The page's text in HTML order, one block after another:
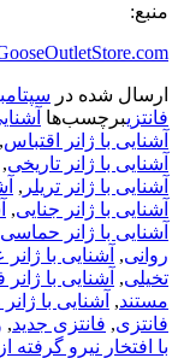
منبع:
ارسال شده در سپتامبر 25,
فانتزیبرچسب‌ها
آشنایی با ژانر اقتباس,
آشنایی با ژانر تاریخی,
آشنایی با ژانر تریلر ,
آشنایی با ژانر جنایی,
آشنایی با ژانر حماسی
روانی, آشنایی با
تخیلی, آشنایی با ژانر
مستند, آشنایی با
فانتزی, فانتزی جدید,
با افتخار نیرو گرفته از WordPress